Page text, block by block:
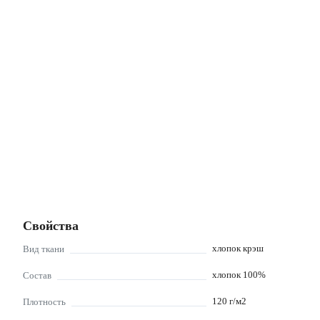
Свойства
Вид ткани хлопок крэш
Состав хлопок 100%
Плотность 120 г/м2